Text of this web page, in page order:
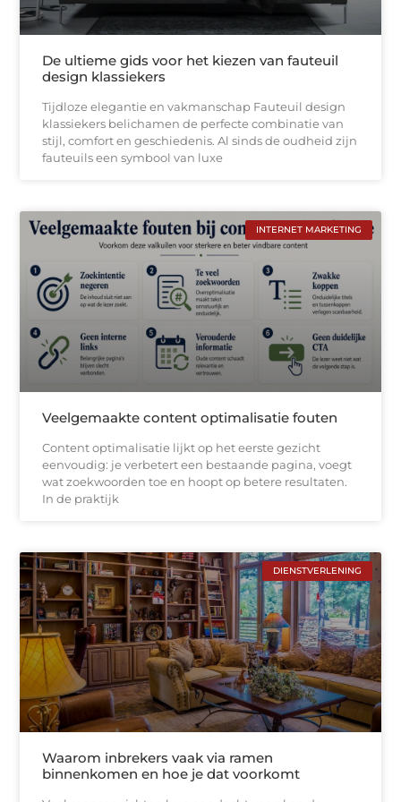
De ultieme gids voor het kiezen van fauteuil
design klassiekers
Tijdloze elegantie en vakmanschap Fauteuil design
klassiekers belichamen de perfecte combinatie van
stijl, comfort en geschiedenis. Al sinds de oudheid zijn
fauteuils een symbool van luxe
INTERNET MARKETING
Veelgemaakte content optimalisatie fouten
Content optimalisatie lijkt op het eerste gezicht
eenvoudig: je verbetert een bestaande pagina, voegt
wat zoekwoorden toe en hoopt op betere resultaten.
In de praktijk
DIENSTVERLENING
Waarom inbrekers vaak via ramen
binnenkomen en hoe je dat voorkomt